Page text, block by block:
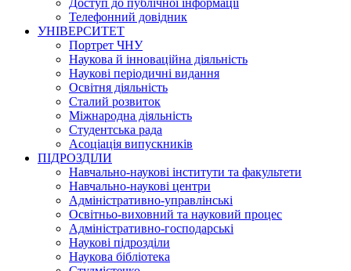
Телефонний довідник
УНІВЕРСИТЕТ
Портрет ЧНУ
Наукова й інноваційна діяльність
Наукові періодичні видання
Освітня діяльність
Сталий розвиток
Міжнародна діяльність
Студентська рада
Асоціація випускників
ПІДРОЗДІЛИ
Навчально-наукові інститути та факультети
Навчально-наукові центри
Адміністративно-управлінські
Освітньо-виховний та науковий процес
Адміністративно-господарські
Наукові підрозділи
Наукова бібліотека